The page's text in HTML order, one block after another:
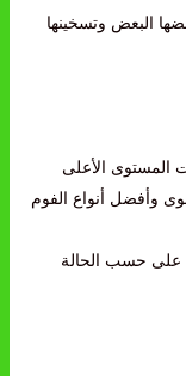
البعض وتسخينها
المستوى الأعلى
وأفضل أنواع الفوم
على حسب الحالة